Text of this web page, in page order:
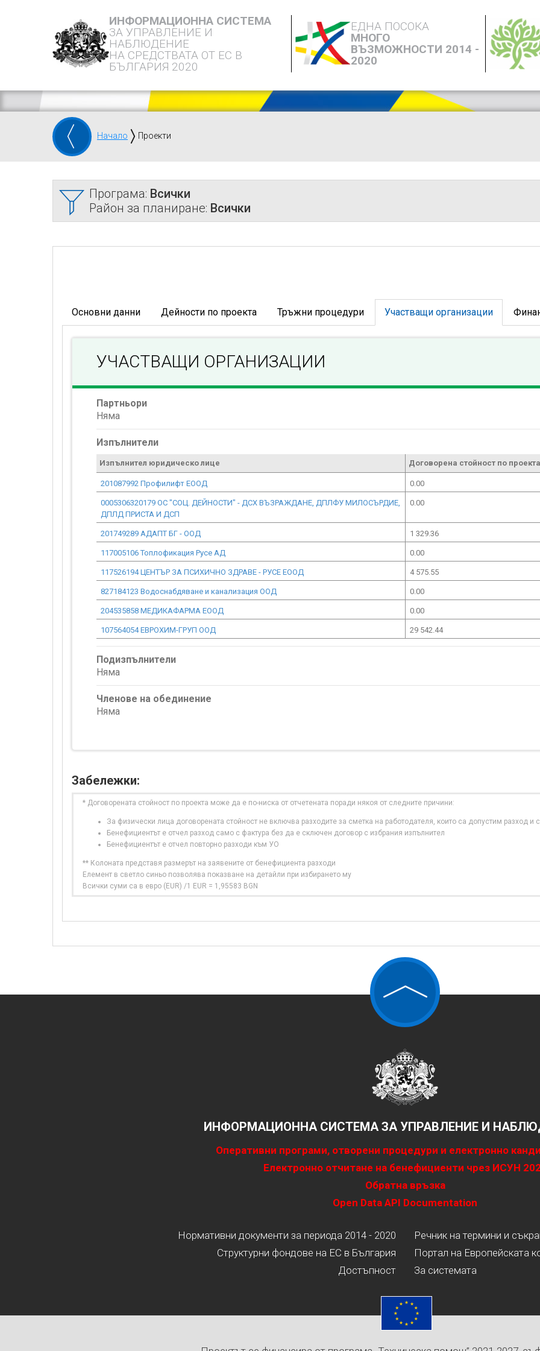
ИНФОРМАЦИОННА СИСТЕМА
ЗА УПРАВЛЕНИЕ И
НАБЛЮДЕНИЕ
НА СРЕДСТВАТА ОТ ЕС В
БЪЛГАРИЯ 2020
ЕДНА ПОСОКА
МНОГО
ВЪЗМОЖНОСТИ 2014 -
2020
Начало Проекти
Програма: Всички
Район за планиране: Всички
Основни данни Дейности по проекта Тръжни процедури Участващи организации
УЧАСТВАЩИ ОРГАНИЗАЦИИ
Партньори
Няма
Изпълнители
Изпълнител юридическо лице Договорена стойност по
201087992 Профилифт ЕООД 0.00
0005306320179 ОС "СОЦ. ДЕЙНОСТИ" - ДСХ ВЪЗРАЖДАНЕ, ДПЛФУ МИЛОСЪРДИЕ,
ДПЛД ПРИСТА И ДСП
0.00
201749289 АДАПТ БГ - ООД 1 329.36
117005106 Топлофикация Русе АД 0.00
117526194 ЦЕНТЪР ЗА ПСИХИЧНО ЗДРАВЕ - РУСЕ ЕООД 4 575.55
827184123 Водоснабдяване и канализация ООД 0.00
204535858 МЕДИКАФАРМА ЕООД 0.00
107564054 ЕВРОХИМ-ГРУП ООД 29 542.44
Подизпълнители
Няма
Членове на обединение
Няма
Забележки:
* Договорената стойност по проекта може да е по-ниска от отчетената поради някоя от следните причини:
За физически лица договорената стойност не включва разходите за сметка на работодателя, които са допустим разход и
Бенефициентът е отчел разход само с фактура без да е сключен договор с избрания изпълнител
Бенефициентът е отчел повторно разходи към УО
** Колоната представя размерът на заявените от бенефициента разходи
Елемент в светло синьо позволява показване на детайли при избирането му
Всички суми са в евро (EUR) /1 EUR = 1,95583 BGN
ИНФОРМАЦИОННА СИСТЕМА ЗА УПРАВЛЕНИЕ И
Оперативни програми, отворени процедури и електронно
Електронно отчитане на бенефициенти чрез ИСУН
Обратна връзка
Open Data API Documentation
Нормативни документи за периода 2014 - 2020
Структурни фондове на ЕС в България
Достъпност
Речник на термини и
Портал на Европейската
За системата